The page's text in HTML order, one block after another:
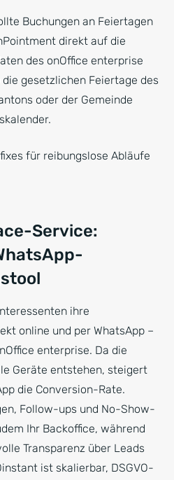
Buchungen an Feiertagen
direkt auf die
des onOffice enterprise
gesetzlichen Feiertage des
oder der Gemeinde
für reibungslose Abläufe
Service:
ihre
online und per WhatsApp –
enterprise. Da die
Geräte entstehen, steigert
die Conversion-Rate.
Follow-ups und No-Show-
Ihr Backoffice, während
Transparenz über Leads
ist skalierbar, DSGVO-